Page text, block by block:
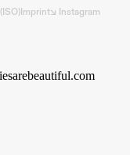
(ISO)Imprint↘︎ Instagram